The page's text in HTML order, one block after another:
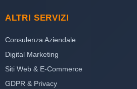
ALTRI SERVIZI
Consulenza Aziendale
Digital Marketing
Siti Web & E-Commerce
GDPR & Privacy